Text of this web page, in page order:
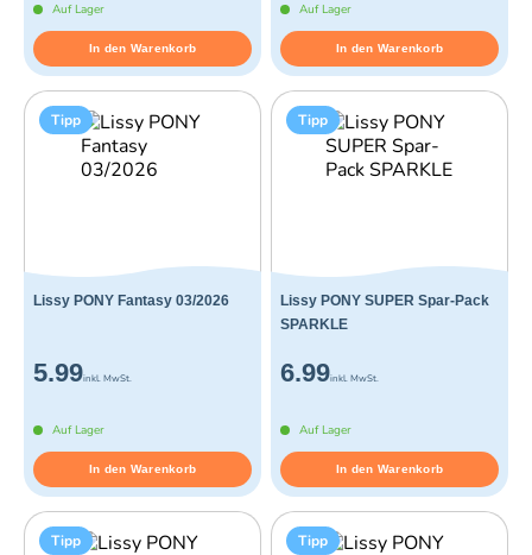
Auf Lager
In den Warenkorb
Auf Lager
In den Warenkorb
Tipp
Lissy PONY Fantasy 03/2026
5.99inkl. MwSt.
Auf Lager
In den Warenkorb
Tipp
Lissy PONY SUPER Spar-Pack
SPARKLE
6.99inkl. MwSt.
Auf Lager
In den Warenkorb
Tipp Tipp